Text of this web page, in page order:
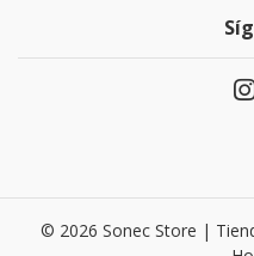
© 2026 Sonec Store |